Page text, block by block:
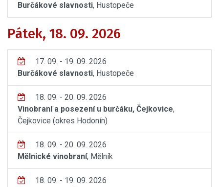
Burčákové slavnosti, Hustopeče
Pátek, 18. 09. 2026
17. 09. - 19. 09. 2026
Burčákové slavnosti, Hustopeče
18. 09. - 20. 09. 2026
Vinobraní a posezení u burčáku, Čejkovice,
Čejkovice (okres Hodonín)
18. 09. - 20. 09. 2026
Mělnické vinobraní, Mělník
18. 09. - 19. 09. 2026